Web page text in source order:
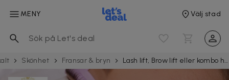
MENY Välj stad
Skönhet Fransar & bryn Lash lift, Brow lift eller kombo hos Aseel R&L Clinic i Sundbyberg